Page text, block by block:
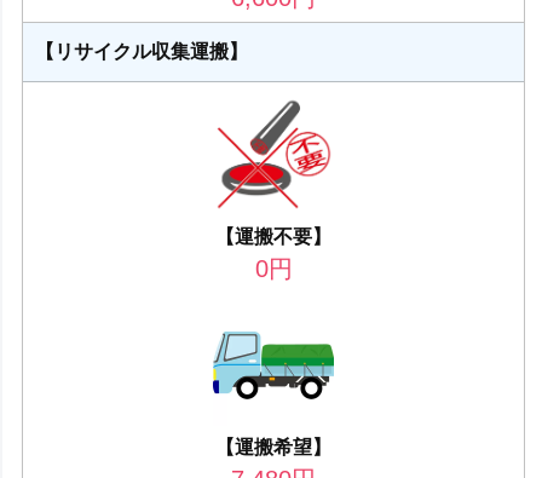
【リサイクル収集運搬】
【運搬不要】
0円
【運搬希望】